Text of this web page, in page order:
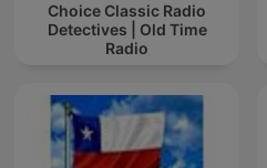
Choice Classic Radio
Detectives | Old Time
Radio